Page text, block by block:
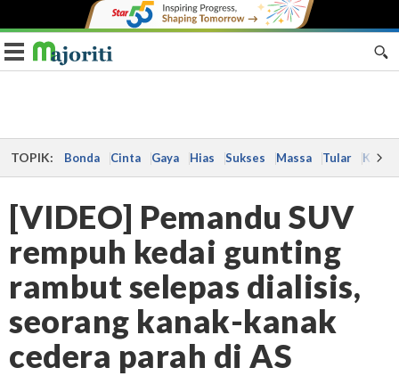
Toggle navigation
TOPIK: Bonda Cinta Gaya Hias Sukses Massa Tular Kes
[VIDEO] Pemandu SUV
rempuh kedai gunting
rambut selepas dialisis,
seorang kanak-kanak
cedera parah di AS